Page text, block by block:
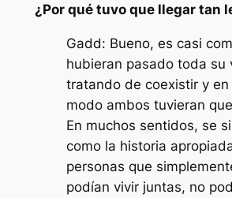
¿Por qué tuvo que llegar tan
Gadd: Bueno, es casi
hubieran pasado toda su
tratando de coexistir y
modo ambos tuvieran
En muchos sentidos, se
como la historia
personas que
podían vivir juntas, no